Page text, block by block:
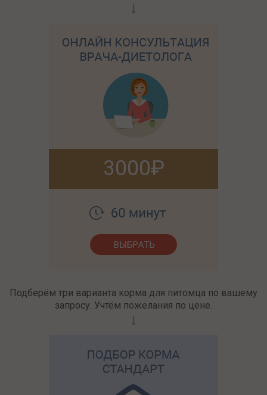
3000
Подберём три варианта корма для питомца по вашему
запросу. Учтём пожелания по цене.